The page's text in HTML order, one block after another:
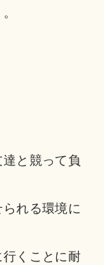
と競って負
れる環境に
くことに耐